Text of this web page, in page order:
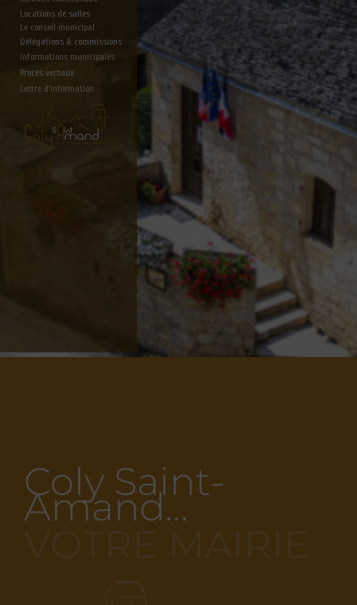
Locations de salles
Le conseil municipal
Délégations & commissions
Informations municipales
Lettre d'information
Procès verbaux
Coly Saint-
Amand…